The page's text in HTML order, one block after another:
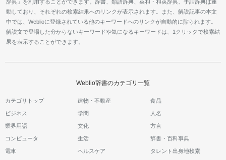
辞典」を利用することができます。辞書、類語辞典、英和・和英辞典、手話辞典は連
動しており、それぞれの検索結果へのリンクが表示されます。また、解説記事の本文
中では、Weblioに登録されている他のキーワードへのリンクが自動的に貼られます。
解説文で登場した分からないキーワードや気になるキーワードは、1クリックで検索結
果を表示することができます。
Weblio辞書のカテゴリ一覧
カテゴリトップ 建物・不動産 食品
ビジネス 学問 人名
業界用語 文化 方言
コンピュータ 生活 辞書・百科事典
電車 ヘルスケア タレント出身地検索